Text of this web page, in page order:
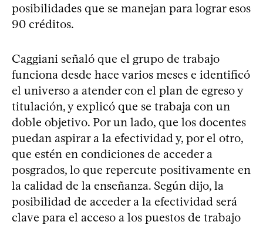
posibilidades que se manejan para lograr esos
90 créditos.
Caggiani señaló que el grupo de trabajo
funciona desde hace varios meses e identificó
el universo a atender con el plan de egreso y
titulación, y explicó que se trabaja con un
doble objetivo. Por un lado, que los docentes
puedan aspirar a la efectividad y, por el otro,
que estén en condiciones de acceder a
posgrados, lo que repercute positivamente en
la calidad de la enseñanza. Según dijo, la
posibilidad de acceder a la efectividad será
clave para el acceso a los puestos de trabajo